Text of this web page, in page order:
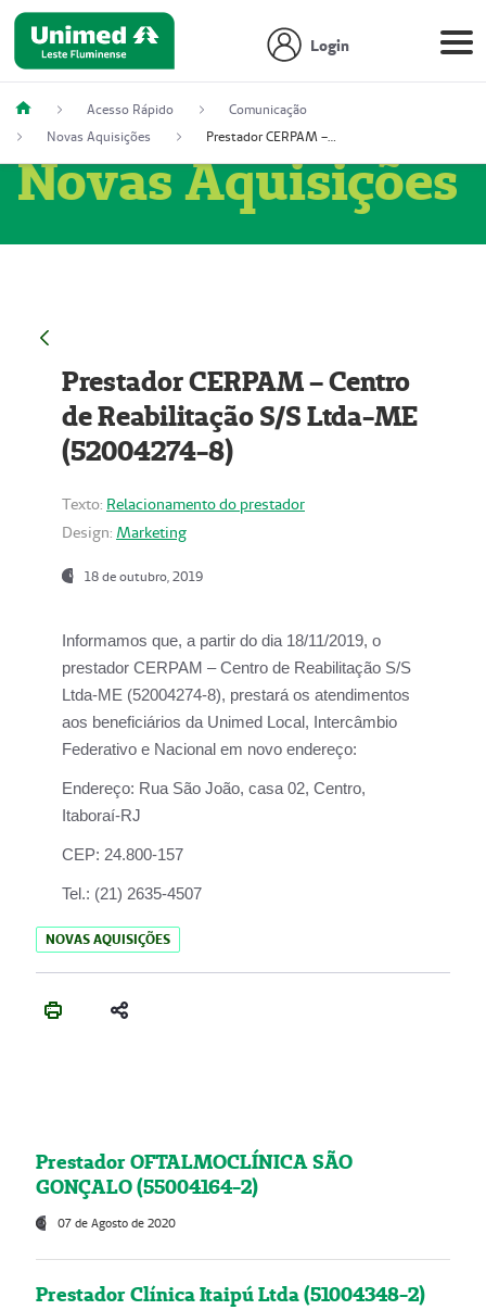
Login
Acesso Rápido
Comunicação
Novas Aquisições
Prestador CERPAM – Centro de Reabilitação S/S Ltda-ME (52004274-8)
Novas Aquisições
Prestador CERPAM – Centro
de Reabilitação S/S Ltda-ME
(52004274-8)
Texto: Relacionamento do prestador
Design: Marketing
18 de outubro, 2019
Informamos que, a partir do dia 18/11/2019, o
prestador CERPAM – Centro de Reabilitação S/S
Ltda-ME (52004274-8), prestará os atendimentos
aos beneficiários da Unimed Local, Intercâmbio
Federativo e Nacional em novo endereço:
Endereço: Rua São João, casa 02, Centro,
Itaboraí-RJ
CEP: 24.800-157
Tel.: (21) 2635-4507
NOVAS AQUISIÇÕES
Prestador OFTALMOCLÍNICA SÃO
GONÇALO (55004164-2)
07 de Agosto de 2020
Prestador Clínica Itaipú Ltda (51004348-2)